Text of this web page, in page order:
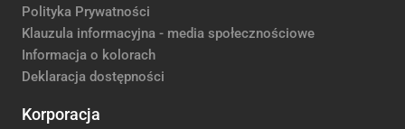
Polityka Prywatności
Klauzula informacyjna - media społecznościowe
Informacja o kolorach
Deklaracja dostępności
Korporacja